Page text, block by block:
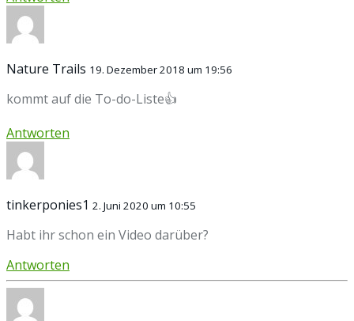
Nature Trails 19. Dezember 2018 um 19:56
kommt auf die To-do-Liste👍
Antworten
tinkerponies1 2. Juni 2020 um 10:55
Habt ihr schon ein Video darüber?
Antworten